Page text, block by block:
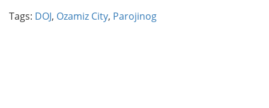
Tags: DOJ, Ozamiz City, Parojinog